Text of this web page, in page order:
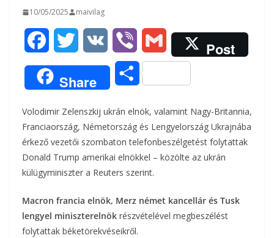
10/05/2025 maivilag
a
c
e
b
o
k
w
i
t
e
K
i
b
e
r
m
a
i
l
Post
Share
O
s
z
a
m
e
Volodimir Zelenszkij ukrán elnök, valamint Nagy-Britannia,
Franciaország, Németország és Lengyelország Ukrajnába
érkező vezetői szombaton telefonbeszélgetést folytattak
Donald Trump amerikai elnökkel – közölte az ukrán
külügyminiszter a Reuters szerint.
Macron francia elnök, Merz német kancellár és Tusk
lengyel miniszterelnök részvételével megbeszélést
folytattak béketörekvéseikről.